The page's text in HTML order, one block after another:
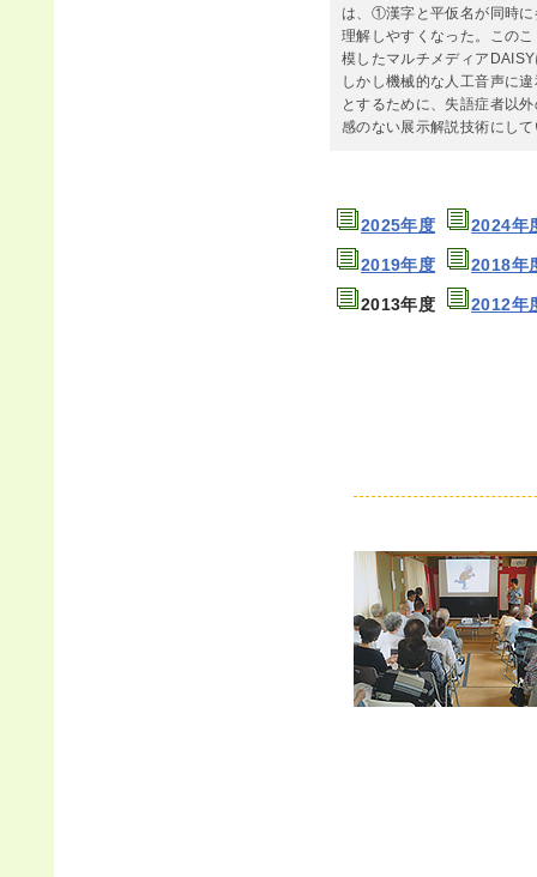
は、①漢字と平仮名が同時
理解しやすくなった。この
模したマルチメディア
しかし機械的な人工音声に
とするために、失語症者以
感のない展示解説技術にし
2025年度 2024年
2019年度 2018年
2013年度 2012年